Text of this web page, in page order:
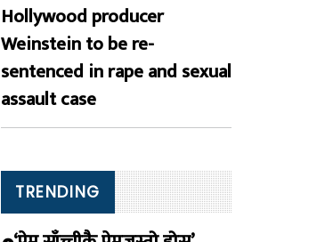
Hollywood producer
Weinstein to be re-
sentenced in rape and sexual
assault case
TRENDING